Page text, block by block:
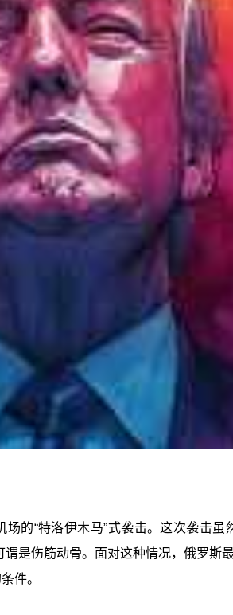
的“特洛伊木马”式袭击。这次袭击
是伤筋动骨。面对这种情况，俄罗斯
件。